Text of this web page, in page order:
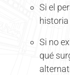
Si el
Si no
qué